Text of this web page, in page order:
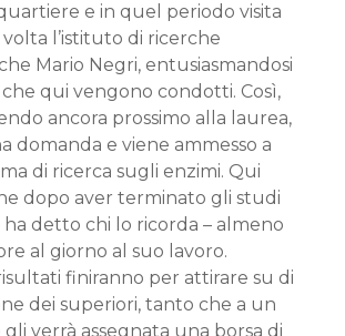
e in quel periodo visita
l’istituto di ricerche
Mario Negri, entusiasmandosi
qui vengono condotti. Così,
ancora prossimo alla laurea,
domanda e viene ammesso a
di ricerca sugli enzimi. Qui
dopo aver terminato gli studi
ha detto chi lo ricorda – almeno
al giorno al suo lavoro.
finiranno per attirare su di
dei superiori, tanto che a un
verrà assegnata una borsa di